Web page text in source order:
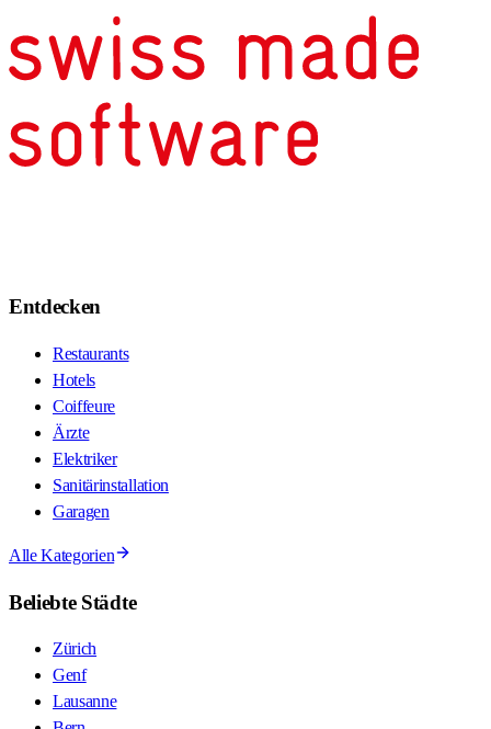
Entdecken
Restaurants
Hotels
Coiffeure
Ärzte
Elektriker
Sanitärinstallation
Garagen
Alle Kategorien
Beliebte Städte
Zürich
Genf
Lausanne